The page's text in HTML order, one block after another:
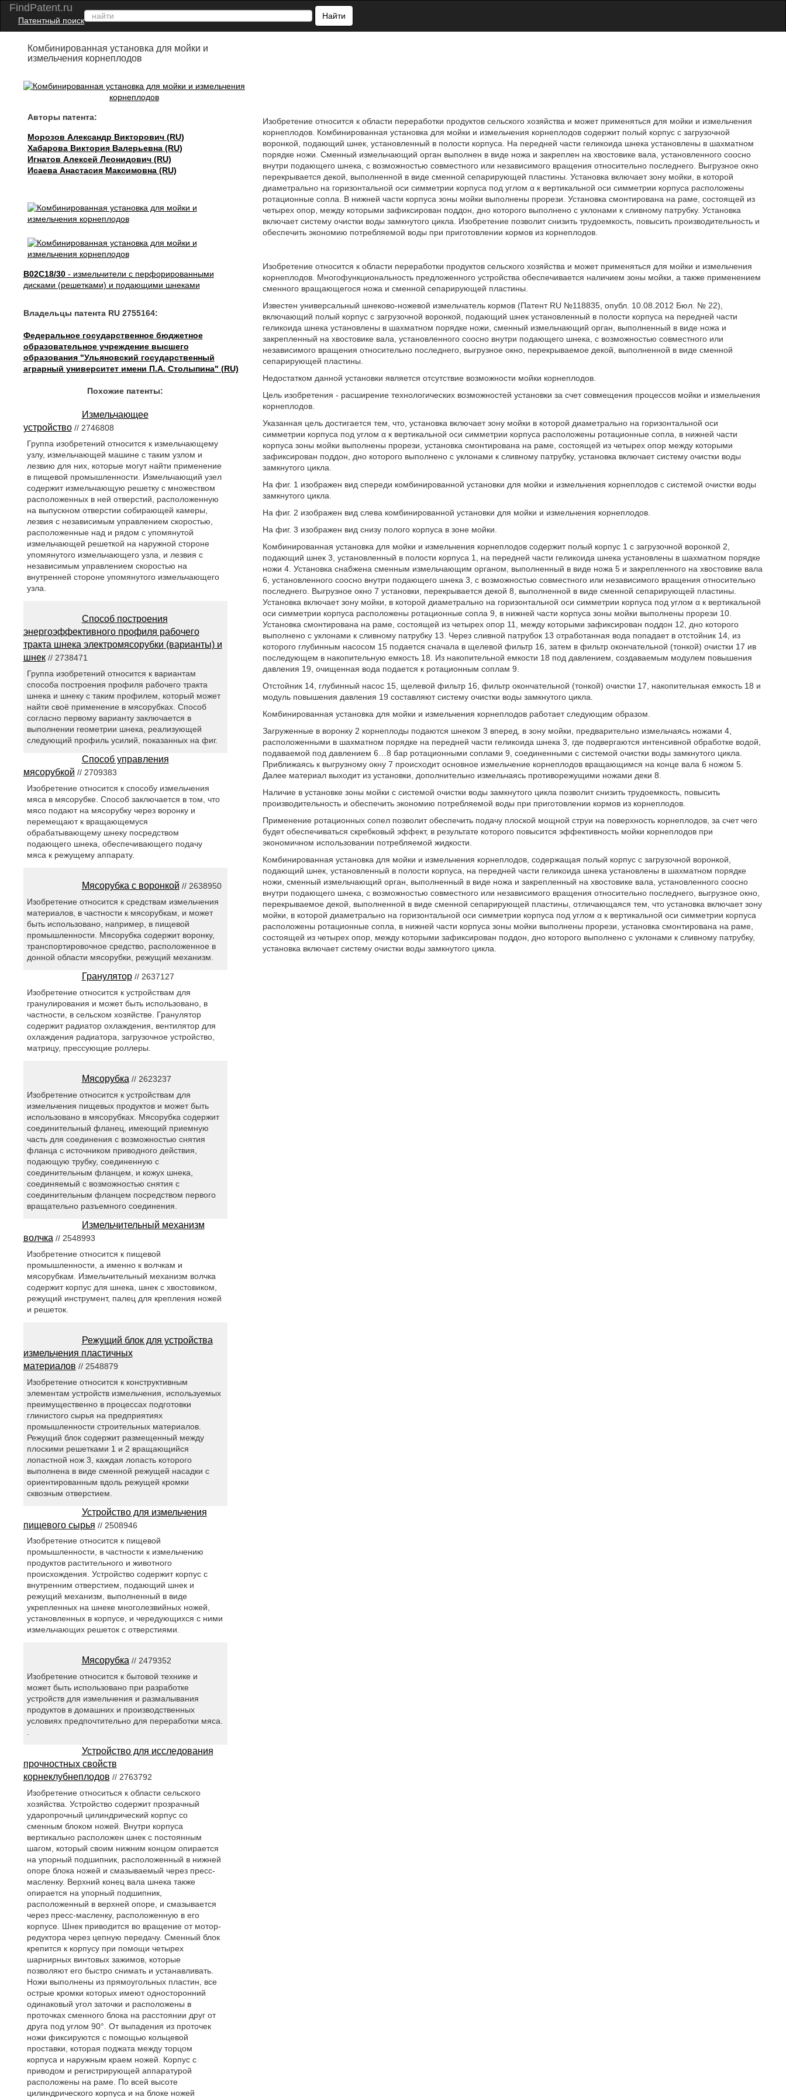
FindPatent.ru
Патентный поиск
Найти
Комбинированная установка для мойки и
измельчения корнеплодов
Авторы патента:
Морозов Александр Викторович (RU)
Хабарова Виктория Валерьевна (RU)
Игнатов Алексей Леонидович (RU)
Исаева Анастасия Максимовна (RU)
B02C18/30- измельчители с перфорированными
дисками (решетками) и подающими шнеками
Владельцы патента RU 2755164:
Федеральное государственное бюджетное
образовательное учреждение высшего
образования "Ульяновский государственный
аграрный университет имени П.А. Столыпина" (RU)
Изобретение относится к области переработки продуктов сельского хозяйства и может применяться для мойки и измельчения
корнеплодов. Комбинированная установка для мойки и измельчения корнеплодов содержит полый корпус с загрузочной
воронкой, подающий шнек, установленный в полости корпуса. На передней части геликоида шнека установлены в шахматном
порядке ножи. Сменный измельчающий орган выполнен в виде ножа и закреплен на хвостовике вала, установленного соосно
внутри подающего шнека, с возможностью совместного или независимого вращения относительно последнего. Выгрузное окно
перекрывается декой, выполненной в виде сменной сепарирующей пластины. Установка включает зону мойки, в которой
диаметрально на горизонтальной оси симметрии корпуса под углом α к вертикальной оси симметрии корпуса расположены
ротационные сопла. В нижней части корпуса зоны мойки выполнены прорези. Установка смонтирована на раме, состоящей из
четырех опор, между которыми зафиксирован поддон, дно которого выполнено с уклонами к сливному патрубку. Установка
включает систему очистки воды замкнутого цикла. Изобретение позволит снизить трудоемкость, повысить производительность и
обеспечить экономию потребляемой воды при приготовлении кормов из корнеплодов.
Изобретение относится к области переработки продуктов сельского хозяйства и может применяться для мойки и измельчения
корнеплодов. Многофункциональность предложенного устройства обеспечивается наличием зоны мойки, а также применением
сменного вращающегося ножа и сменной сепарирующей пластины.
Известен универсальный шнеково-ножевой измельчатель кормов (Патент RU №118835, опубл. 10.08.2012 Бюл. № 22),
включающий полый корпус с загрузочной воронкой, подающий шнек установленный в полости корпуса на передней части
геликоида шнека установлены в шахматном порядке ножи, сменный измельчающий орган, выполненный в виде ножа и
закрепленный на хвостовике вала, установленного соосно внутри подающего шнека, с возможностью совместного или
независимого вращения относительно последнего, выгрузное окно, перекрываемое декой, выполненной в виде сменной
сепарирующей пластины.
Недостатком данной установки является отсутствие возможности мойки корнеплодов.
Цель изобретения - расширение технологических возможностей установки за счет совмещения процессов мойки и измельчения
корнеплодов.
Указанная цель достигается тем, что, установка включает зону мойки в которой диаметрально на горизонтальной оси
симметрии корпуса под углом α к вертикальной оси симметрии корпуса расположены ротационные сопла, в нижней части
корпуса зоны мойки выполнены прорези, установка смонтирована на раме, состоящей из четырех опор между которыми
зафиксирован поддон, дно которого выполнено с уклонами к сливному патрубку, установка включает систему очистки воды
замкнутого цикла.
На фиг. 1 изображен вид спереди комбинированной установки для мойки и измельчения корнеплодов с системой очистки воды
замкнутого цикла.
На фиг. 2 изображен вид слева комбинированной установки для мойки и измельчения корнеплодов.
На фиг. 3 изображен вид снизу полого корпуса в зоне мойки.
Комбинированная установка для мойки и измельчения корнеплодов содержит полый корпус 1 с загрузочной воронкой 2,
подающий шнек 3, установленный в полости корпуса 1, на передней части геликоида шнека установлены в шахматном порядке
ножи 4. Установка снабжена сменным измельчающим органом, выполненный в виде ножа 5 и закрепленного на хвостовике вала
6, установленного соосно внутри подающего шнека 3, с возможностью совместного или независимого вращения относительно
последнего. Выгрузное окно 7 установки, перекрывается декой 8, выполненной в виде сменной сепарирующей пластины.
Установка включает зону мойки, в которой диаметрально на горизонтальной оси симметрии корпуса под углом α к вертикальной
оси симметрии корпуса расположены ротационные сопла 9, в нижней части корпуса зоны мойки выполнены прорези 10.
Установка смонтирована на раме, состоящей из четырех опор 11, между которыми зафиксирован поддон 12, дно которого
выполнено с уклонами к сливному патрубку 13. Через сливной патрубок 13 отработанная вода попадает в отстойник 14, из
которого глубинным насосом 15 подается сначала в щелевой фильтр 16, затем в фильтр окончательной (тонкой) очистки 17 ив
последующем в накопительную емкость 18. Из накопительной емкости 18 под давлением, создаваемым модулем повышения
давления 19, очищенная вода подается к ротационным соплам 9.
Отстойник 14, глубинный насос 15, щелевой фильтр 16, фильтр окончательной (тонкой) очистки 17, накопительная емкость 18 и
модуль повышения давления 19 составляют систему очистки воды замкнутого цикла.
Комбинированная установка для мойки и измельчения корнеплодов работает следующим образом.
Загруженные в воронку 2 корнеплоды подаются шнеком 3 вперед, в зону мойки, предварительно измельчаясь ножами 4,
расположенными в шахматном порядке на передней части геликоида шнека 3, где подвергаются интенсивной обработке водой,
подаваемой под давлением 6…8 бар ротационными соплами 9, соединенными с системой очистки воды замкнутого цикла.
Приближаясь к выгрузному окну 7 происходит основное измельчение корнеплодов вращающимся на конце вала 6 ножом 5.
Далее материал выходит из установки, дополнительно измельчаясь противорежущими ножами деки 8.
Наличие в установке зоны мойки с системой очистки воды замкнутого цикла позволит снизить трудоемкость, повысить
производительность и обеспечить экономию потребляемой воды при приготовлении кормов из корнеплодов.
Применение ротационных сопел позволит обеспечить подачу плоской мощной струи на поверхность корнеплодов, за счет чего
будет обеспечиваться скребковый эффект, в результате которого повысится эффективность мойки корнеплодов при
экономичном использовании потребляемой жидкости.
Комбинированная установка для мойки и измельчения корнеплодов, содержащая полый корпус с загрузочной воронкой,
подающий шнек, установленный в полости корпуса, на передней части геликоида шнека установлены в шахматном порядке
ножи, сменный измельчающий орган, выполненный в виде ножа и закрепленный на хвостовике вала, установленного соосно
внутри подающего шнека, с возможностью совместного или независимого вращения относительно последнего, выгрузное окно,
перекрываемое декой, выполненной в виде сменной сепарирующей пластины, отличающаяся тем, что установка включает зону
мойки, в которой диаметрально на горизонтальной оси симметрии корпуса под углом α к вертикальной оси симметрии корпуса
расположены ротационные сопла, в нижней части корпуса зоны мойки выполнены прорези, установка смонтирована на раме,
состоящей из четырех опор, между которыми зафиксирован поддон, дно которого выполнено с уклонами к сливному патрубку,
установка включает систему очистки воды замкнутого цикла.
Похожие патенты:
Измельчающее
устройство// 2746808
Группа изобретений относится к измельчающему
узлу, измельчающей машине с таким узлом и
лезвию для них, которые могут найти применение
в пищевой промышленности. Измельчающий узел
содержит измельчающую решетку с множеством
расположенных в ней отверстий, расположенную
на выпускном отверстии собирающей камеры,
лезвия с независимым управлением скоростью,
расположенные над и рядом с упомянутой
измельчающей решеткой на наружной стороне
упомянутого измельчающего узла, и лезвия с
независимым управлением скоростью на
внутренней стороне упомянутого измельчающего
узла.
Способ построения
энергоэффективного профиля рабочего
тракта шнека электромясорубки (варианты) и
шнек// 2738471
Группа изобретений относится к вариантам
способа построения профиля рабочего тракта
шнека и шнеку с таким профилем, который может
найти своё применение в мясорубках. Способ
согласно первому варианту заключается в
выполнении геометрии шнека, реализующей
следующий профиль усилий, показанных на фиг.
Способ управления
мясорубкой // 2709383
Изобретение относится к способу измельчения
мяса в мясорубке. Способ заключается в том, что
мясо подают на мясорубку через воронку и
перемещают к вращающемуся
обрабатывающему шнеку посредством
подающего шнека, обеспечивающего подачу
мяса к режущему аппарату.
Мясорубка с воронкой // 2638950
Изобретение относится к средствам измельчения
материалов, в частности к мясорубкам, и может
быть использовано, например, в пищевой
промышленности. Мясорубка содержит воронку,
транспортировочное средство, расположенное в
донной области мясорубки, режущий механизм.
Гранулятор// 2637127
Изобретение относится к устройствам для
гранулирования и может быть использовано, в
частности, в сельском хозяйстве. Гранулятор
содержит радиатор охлаждения, вентилятор для
охлаждения радиатора, загрузочное устройство,
матрицу, прессующие роллеры.
Мясорубка // 2623237
Изобретение относится к устройствам для
измельчения пищевых продуктов и может быть
использовано в мясорубках. Мясорубка содержит
соединительный фланец, имеющий приемную
часть для соединения с возможностью снятия
фланца с источником приводного действия,
подающую трубку, соединенную с
соединительным фланцем, и кожух шнека,
соединяемый с возможностью снятия с
соединительным фланцем посредством первого
вращательно разъемного соединения.
Измельчительный механизм
волчка // 2548993
Изобретение относится к пищевой
промышленности, а именно к волчкам и
мясорубкам. Измельчительный механизм волчка
содержит корпус для шнека, шнек с хвостовиком,
режущий инструмент, палец для крепления ножей
и решеток.
Режущий блок для устройства
измельчения пластичных
материалов // 2548879
Изобретение относится к конструктивным
элементам устройств измельчения, используемых
преимущественно в процессах подготовки
глинистого сырья на предприятиях
промышленности строительных материалов.
Режущий блок содержит размещенный между
плоскими решетками 1 и 2 вращающийся
лопастной нож 3, каждая лопасть которого
выполнена в виде сменной режущей насадки с
ориентированным вдоль режущей кромки
сквозным отверстием.
Устройство для измельчения
пищевого сырья // 2508946
Изобретение относится к пищевой
промышленности, в частности к измельчению
продуктов растительного и животного
происхождения. Устройство содержит корпус с
внутренним отверстием, подающий шнек и
режущий механизм, выполненный в виде
укрепленных на шнеке многолезвийных ножей,
установленных в корпусе, и чередующихся с ними
измельчающих решеток с отверстиями.
Мясорубка// 2479352
Изобретение относится к бытовой технике и
может быть использовано при разработке
устройств для измельчения и размалывания
продуктов в домашних и производственных
условиях предпочтительно для переработки мяса.
.
Устройство для исследования
прочностных свойств
корнеклубнеплодов // 2763792
Изобретение относиться к области сельского
хозяйства. Устройство содержит прозрачный
ударопрочный цилиндрический корпус со
сменным блоком ножей. Внутри корпуса
вертикально расположен шнек с постоянным
шагом, который своим нижним концом опирается
на упорный подшипник, расположенный в нижней
опоре блока ножей и смазываемый через пресс-
масленку. Верхний конец вала шнека также
опирается на упорный подшипник,
расположенный в верхней опоре, и смазывается
через пресс-масленку, расположенную в его
корпусе. Шнек приводится во вращение от мотор-
редуктора через цепную передачу. Сменный блок
крепится к корпусу при помощи четырех
шарнирных винтовых зажимов, которые
позволяют его быстро снимать и устанавливать.
Ножи выполнены из прямоугольных пластин, все
острые кромки которых имеют односторонний
одинаковый угол заточки и расположены в
проточках сменного блока на расстоянии друг от
друга под углом 90°. От выпадения из проточек
ножи фиксируются с помощью кольцевой
проставки, которая поджата между торцом
корпуса и наружным краем ножей. Корпус с
приводом и регистрирующей аппаратурой
расположены на раме. По всей высоте
цилиндрического корпуса и на блоке ножей